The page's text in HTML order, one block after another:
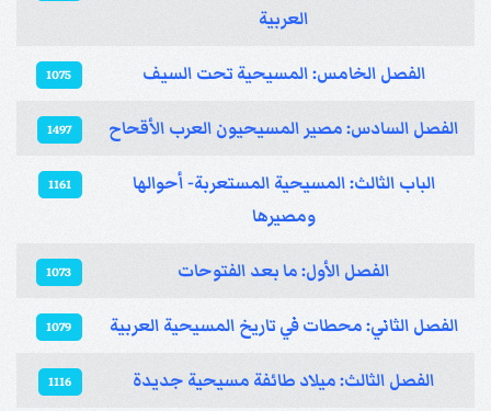
العربية
الفصل الخامس: المسيحية تحت السيف 1075
الفصل السادس: مصير المسيحيون العرب الأقحاح 1497
الباب الثالث: المسيحية المستعربة- أحوالها
ومصيرها
1161
الفصل الأول: ما بعد الفتوحات 1073
الفصل الثاني: محطات في تاريخ المسيحية العربية 1079
الفصل الثالث: ميلاد طائفة مسيحية جديدة 1116